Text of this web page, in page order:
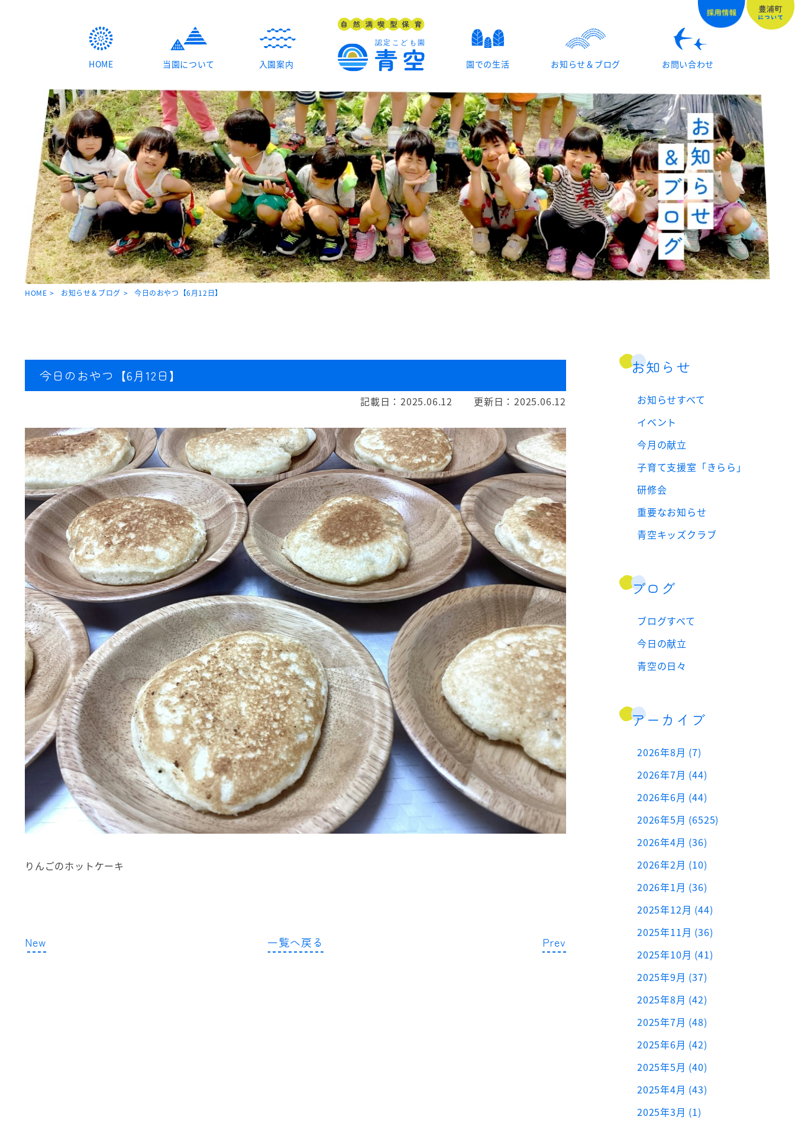
HOME 当園について 入園案内 園での生活 お知らせ＆ブログ お問い合わせ
HOME お知らせ＆ブログ 今日のおやつ【6月12日】
今日のおやつ【6月12日】
記載日： 2025.06.12 更新日： 2025.06.12
りんごのホットケーキ
New 一覧へ戻る Prev
お知らせ
お知らせすべて
イベント
今月の献立
子育て支援室「きらら」
研修会
重要なお知らせ
青空キッズクラブ
ブログ
ブログすべて
今日の献立
青空の日々
アーカイブ
2026年8月 (7)
2026年7月 (44)
2026年6月 (44)
2026年5月 (6525)
2026年4月 (36)
2026年2月 (10)
2026年1月 (36)
2025年12月 (44)
2025年11月 (36)
2025年10月 (41)
2025年9月 (37)
2025年8月 (42)
2025年7月 (48)
2025年6月 (42)
2025年5月 (40)
2025年4月 (43)
2025年3月 (1)